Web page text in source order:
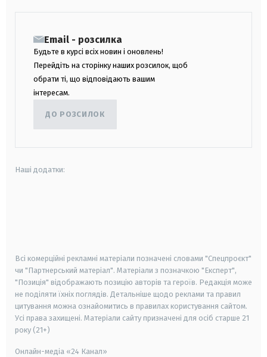
Email - розсилка
Будьте в курсі всіх новин і оновлень!
Перейдіть на сторінку наших розсилок, щоб
обрати ті, що відповідають вашим
інтересам.
ДО РОЗСИЛОК
Наші додатки:
Всі комерційні рекламні матеріали позначені словами "Спецпроєкт"
чи "Партнерський матеріал". Матеріали з позначкою "Експерт",
"Позиція" відображають позицію авторів та героїв. Редакція може
не поділяти їхніх поглядів. Детальніше щодо реклами та правил
цитування можна ознайомитись в правилах користування сайтом.
Усі права захищені. Матеріали сайту призначені для осіб старше 21
року (21+)
Онлайн-медіа «24 Канал»